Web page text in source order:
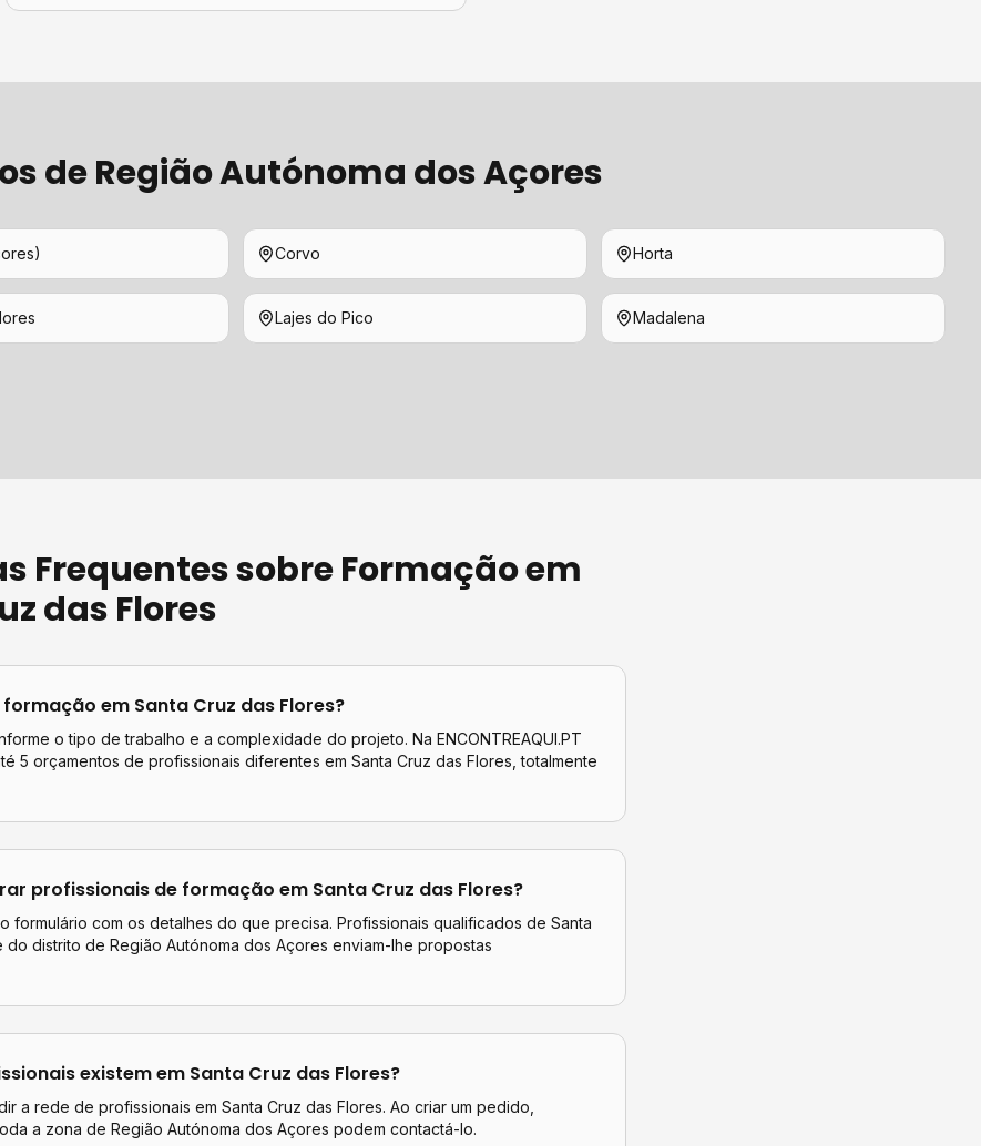
deRegião Autónoma dos Açores
Corvo Horta
Lajes do Pico Madalena
Frequentes sobreFormaçãoem
das Flores
formação em Santa Cruz das Flores?
o tipo de trabalho e a complexidade do projeto. Na ENCONTREAQUI.PT
5 orçamentos de profissionais diferentes em Santa Cruz das Flores , totalmente
profissionais de formação em Santa Cruz das Flores?
formulário com os detalhes do que precisa. Profissionais qualificados de Santa
do distrito de Região Autónoma dos Açores enviam-lhe propostas
existem em Santa Cruz das Flores?
a rede de profissionais em Santa Cruz das Flores. Ao criar um pedido,
a zona de Região Autónoma dos Açores podem contactá-lo.